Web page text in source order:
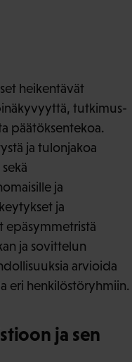
heikentävät
tutkimus-
päätöksentekoa.
ja tulonjakoa
ja
ja
epäsymmetristä
ja sovittelun
arvioida
eri henkilöstöryhmiin.
ja sen